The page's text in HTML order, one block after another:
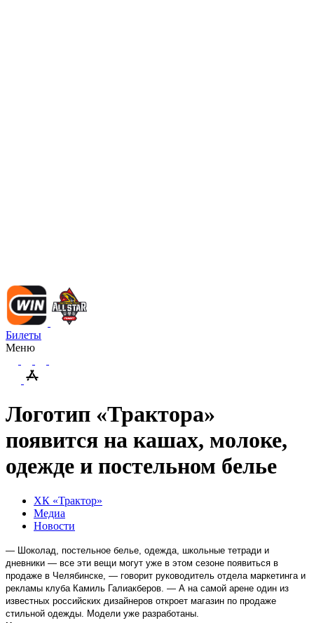
Билеты
Меню
Логотип «Трактора»
появится на кашах, молоке,
одежде и постельном белье
ХК «Трактор»
Медиа
Новости
— Шоколад, постельное белье, одежда, школьные тетради и
дневники — все эти вещи могут уже в этом сезоне появиться в
продаже в Челябинске, — говорит руководитель отдела маркетинга и
рекламы клуба Камиль Галиакберов. — А на самой арене один из
известных российских дизайнеров откроет магазин по продаже
стильной одежды. Модели уже разработаны.